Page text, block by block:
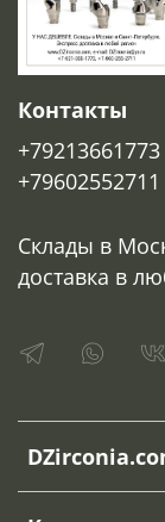
Контакты
+79213661773
+79602552711
Склады в
доставка в